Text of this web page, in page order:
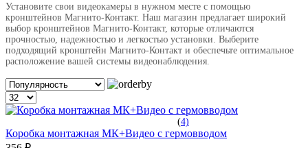
Установите свои видеокамеры в нужном месте с помощью
кронштейнов Магнито-Контакт. Наш магазин предлагает широкий
выбор кронштейнов Магнито-Контакт, которые отличаются
прочностью, надежностью и легкостью установки. Выберите
подходящий кронштейн Магнито-Контакт и обеспечьте оптимальное
расположение вашей системы видеонаблюдения.
(4)
Коробка монтажная МК+Видео с гермовводом